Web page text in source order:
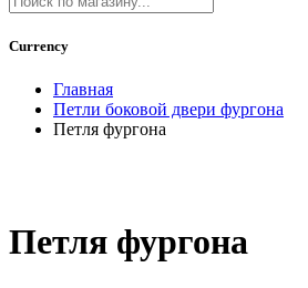
Currency
Главная
Петли боковой двери фургона
Петля фургона
Петля фургона